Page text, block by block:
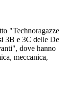
"Technoragazze
3B e 3C delle De
dove hanno
meccanica,